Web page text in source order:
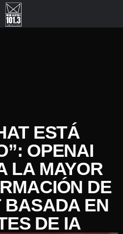
ESTÁ
OPENAI
LA MAYOR
DE
BASADA EN
DE IA